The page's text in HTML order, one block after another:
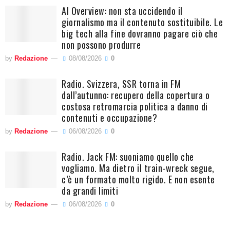
AI Overview: non sta uccidendo il
giornalismo ma il contenuto sostituibile. Le
big tech alla fine dovranno pagare ciò che
non possono produrre
by Redazione 08/08/2026 0
Radio. Svizzera, SSR torna in FM
dall’autunno: recupero della copertura o
costosa retromarcia politica a danno di
contenuti e occupazione?
by Redazione 06/08/2026 0
Radio. Jack FM: suoniamo quello che
vogliamo. Ma dietro il train-wreck segue,
c’è un formato molto rigido. E non esente
da grandi limiti
by Redazione 06/08/2026 0